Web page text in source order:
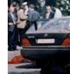
стручна
врз Киро
Македонија и
дека мотивите
да го смени